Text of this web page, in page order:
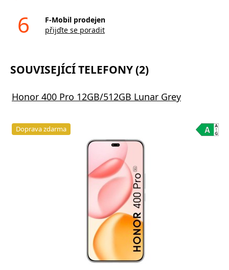
6
F-Mobil prodejen
přijďte se poradit
SOUVISEJÍCÍ TELEFONY (2)
Honor 400 Pro 12GB/512GB Lunar Grey
Doprava zdarma